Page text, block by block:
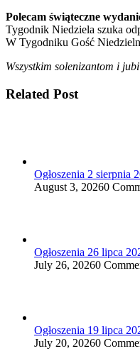
Polecam świąteczne
Tygodnik Niedziela szuka
W Tygodniku Gość
Wszystkim solenizantom i
Related Post
Ogłoszenia 2 sierpnia
August 3, 20260
Ogłoszenia 26 lipca
July 26, 20260
Ogłoszenia 19 lipca
July 20, 20260